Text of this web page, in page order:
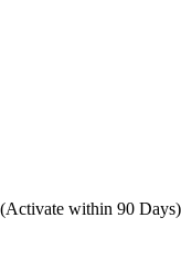
within 90 Days)